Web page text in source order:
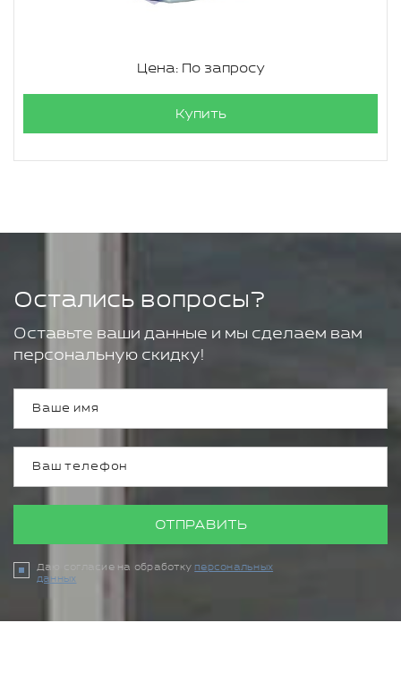
Цена: По запросу
Купить
Остались вопросы?
Оставьте ваши данные и мы сделаем вам
персональную скидку!
ОТПРАВИТЬ
Даю согласие на обработку персональных
данных